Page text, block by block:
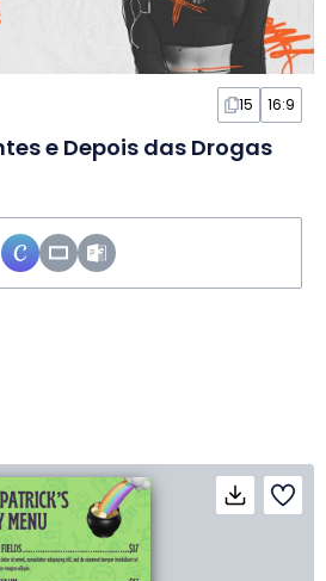
15 16:9
e Depois das Drogas